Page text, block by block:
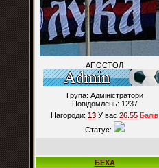
АПОСТОЛ
Група: Адміністратори
Повідомлень: 1237
Нагороди: 13 У вас 26.55 Балiв
Статус:
БЕХА